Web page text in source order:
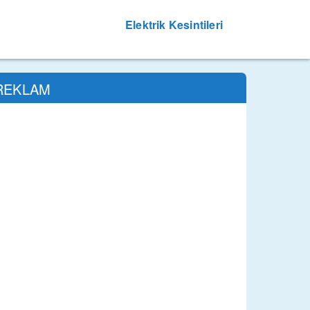
Elektrik Kesintileri